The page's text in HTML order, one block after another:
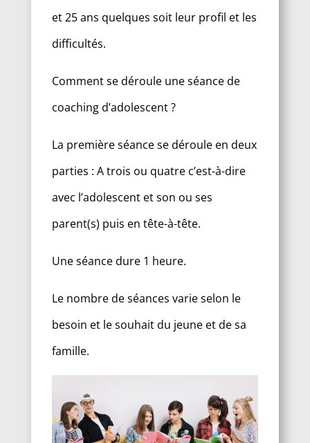
et 25 ans quelques soit leur profil et les
difficultés.
Comment se déroule une séance de
coaching d’adolescent ?
La première séance se déroule en deux
parties : A trois ou quatre c’est-à-dire
avec l’adolescent et son ou ses
parent(s) puis en tête-à-tête.
Une séance dure 1 heure.
Le nombre de séances varie selon le
besoin et le souhait du jeune et de sa
famille.